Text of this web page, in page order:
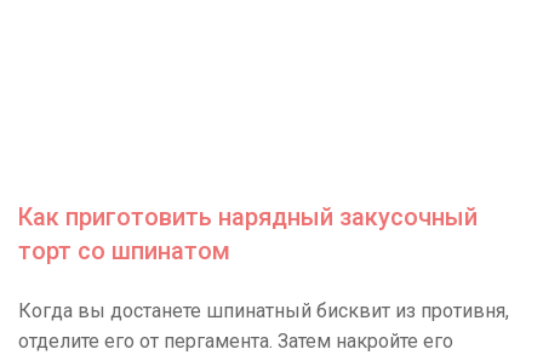
Как приготовить нарядный закусочный
торт со шпинатом
Когда вы достанете шпинатный бисквит из противня,
отделите его от пергамента. Затем накройте его